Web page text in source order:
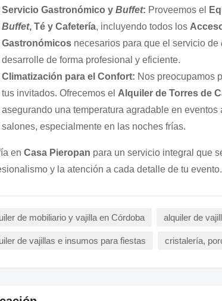
Servicio Gastronómico y Buffet: Proveemos el
Buffet, Té y Cafetería, incluyendo todos los
Gastronómicosnecesarios para que el servicio de
desarrolle de forma profesional y eficiente.
Climatización para el Confort: Nos preocupamos
tus invitados. Ofrecemos el Alquiler de Torres de
asegurando una temperatura agradable en eventos
salones, especialmente en las noches frías.
en Casa Pieropan para un servicio integral que
y la atención a cada detalle de tu evento.
de mobiliario y vajilla en Córdoba alquiler de
de vajillas e insumos para fiestas cristalería,